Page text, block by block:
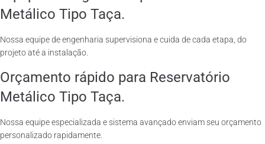
Metálico Tipo Taça.
Nossa equipe de engenharia supervisiona e cuida de cada etapa, do
projeto até a instalação.
Orçamento rápido para Reservatório
Metálico Tipo Taça.
Nossa equipe especializada e sistema avançado enviam seu orçamento
personalizado rapidamente.